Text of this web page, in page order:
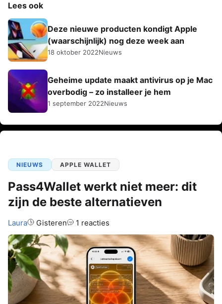
Lees ook
Deze nieuwe producten kondigt Apple
(waarschijnlijk) nog deze week aan
18 oktober 2022Nieuws
Geheime update maakt antivirus op je Mac
overbodig – zo installeer je hem
1 september 2022Nieuws
NIEUWS APPLE WALLET
Pass4Wallet werkt niet meer: dit
zijn de beste alternatieven
Auteur:
Laura Gisteren 1 reacties